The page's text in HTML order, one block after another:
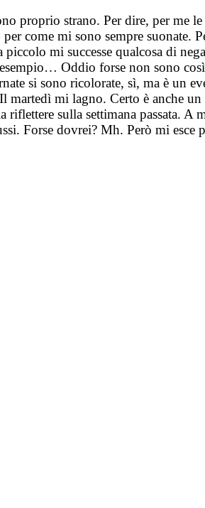
proprio strano. Per dire, per me
come mi sono sempre suonate.
mi successe qualcosa di
Oddio forse non sono
si sono ricolorate, sì, ma è un
mi lagno. Certo è anche un
riflettere sulla settimana passata.
Forse dovrei? Mh. Però mi esce